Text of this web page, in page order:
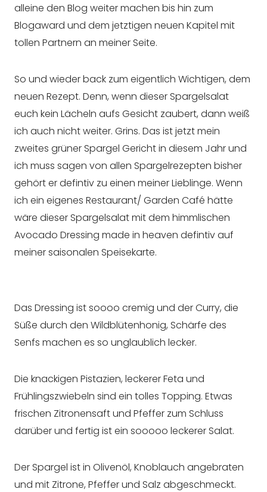
alleine den Blog weiter machen bis hin zum
Blogaward und dem jetztigen neuen Kapitel mit
tollen Partnern an meiner Seite.
So und wieder back zum eigentlich Wichtigen, dem
neuen Rezept. Denn, wenn dieser Spargelsalat
euch kein Lächeln aufs Gesicht zaubert, dann weiß
ich auch nicht weiter. Grins. Das ist jetzt mein
zweites grüner Spargel Gericht in diesem Jahr und
ich muss sagen von allen Spargelrezepten bisher
gehört er defintiv zu einen meiner Lieblinge. Wenn
ich ein eigenes Restaurant/ Garden Café hätte
wäre dieser Spargelsalat mit dem himmlischen
Avocado Dressing made in heaven defintiv auf
meiner saisonalen Speisekarte.
Das Dressing ist soooo cremig und der Curry, die
Süße durch den Wildblütenhonig, Schärfe des
Senfs machen es so unglaublich lecker.
Die knackigen Pistazien, leckerer Feta und
Frühlingszwiebeln sind ein tolles Topping. Etwas
frischen Zitronensaft und Pfeffer zum Schluss
darüber und fertig ist ein sooooo leckerer Salat.
Der Spargel ist in Olivenöl, Knoblauch angebraten
und mit Zitrone, Pfeffer und Salz abgeschmeckt.